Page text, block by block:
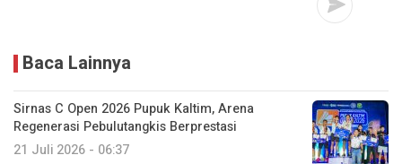
Baca Lainnya
Sirnas C Open 2026 Pupuk Kaltim, Arena
Regenerasi Pebulutangkis Berprestasi
21 Juli 2026 - 06:37